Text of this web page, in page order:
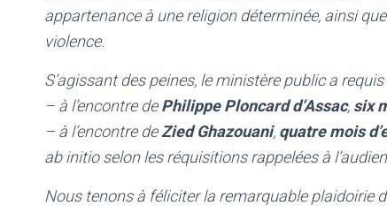
appartenance à une religion déterminée, ainsi
violence.
S’agissant des peines, le ministère public a requis
– à l’encontre dePhilippe Ploncard d’Assac, six
– à l’encontre deZied Ghazouani, quatre mois
ab initio selon les réquisitions rappelées à
Nous tenons à féliciter la remarquable plaidoirie